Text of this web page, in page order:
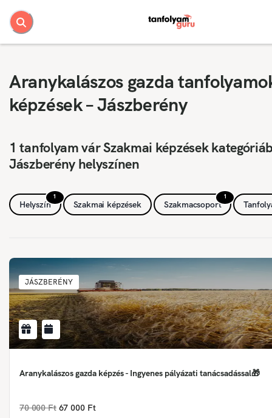
Aranykalászos gazda
képzések – Jászberény
1 tanfolyam vár Szakmai képzések
Jászberény helyszínen
1
Helyszín Szakmai képzések
1
Szakmacsoport
JÁSZBERÉNY
Aranykalászos gazda képzés - Ingyenes pályázati tanácsadással🎁
70 000 Ft 67 000 Ft